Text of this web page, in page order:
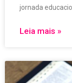
jornada
Leia mais »